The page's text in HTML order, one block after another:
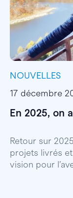
NOUVELLES
17 décembre
En 2025, on
Retour sur
projets livrés
vision pour